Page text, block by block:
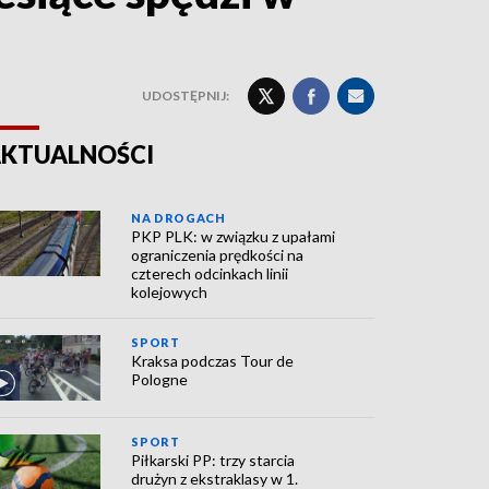
UDOSTĘPNIJ:
NA DROGACH
PKP PLK: w związku z upałami
ograniczenia prędkości na
czterech odcinkach linii
kolejowych
SPORT
Kraksa podczas Tour de
Pologne
SPORT
Piłkarski PP: trzy starcia
drużyn z ekstraklasy w 1.